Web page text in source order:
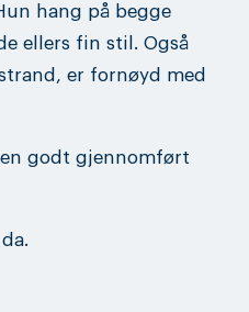
hang på begge
ellers fin stil. Også
er fornøyd med
godt gjennomført